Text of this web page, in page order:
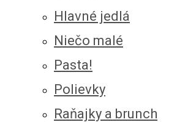
Hlavné jedlá
Niečo malé
Pasta!
Polievky
Raňajky a brunch